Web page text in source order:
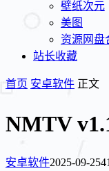
壁纸次元
美图
资源网盘
站长收藏
首页 安卓软件 正文
NMTV
安卓软件2025-09-25